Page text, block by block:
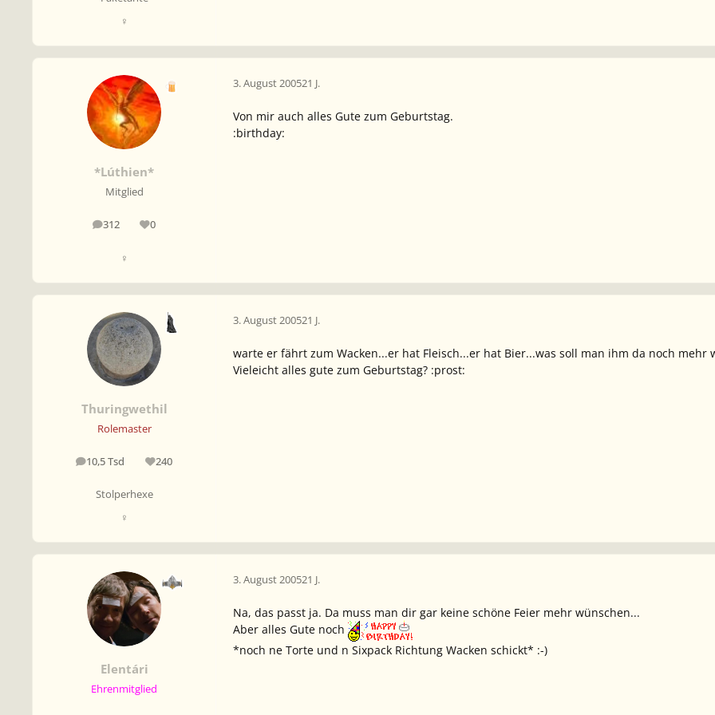
♀
*Lúthien*
Mitglied
312
Beiträge 0
Reputation
♀
3. August 200521 J.
Von mir auch alles Gute zum Geburtstag.
:birthday:
Thuringwethil
Rolemaster
10,5 Tsd
Beiträge 240
Reputation
Stolperhexe
♀
3. August 200521 J.
warte er fährt zum Wacken...er hat Fleisch...er hat Bier...was soll man ihm da noch mehr
Vieleicht alles gute zum Geburtstag? :prost:
Elentári
Ehrenmitglied
3. August 200521 J.
Na, das passt ja. Da muss man dir gar keine schöne Feier mehr wünschen...
Aber alles Gute noch
*noch ne Torte und n Sixpack Richtung Wacken schickt* :-)